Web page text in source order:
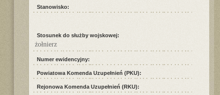
Stanowisko:
Stosunek do służby wojskowej:
żołnierz
Numer ewidencyjny:
Powiatowa Komenda Uzupełnień (PKU):
Rejonowa Komenda Uzupełnień (RKU):